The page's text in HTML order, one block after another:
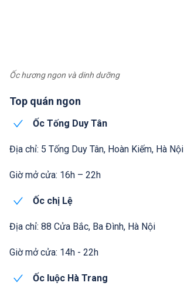
Ốc hương ngon và dinh dưỡng
Top quán ngon
Ốc Tống Duy Tân
Địa chỉ: 5 Tống Duy Tân, Hoàn Kiếm, Hà Nội
Giờ mở cửa: 16h – 22h
Ốc chị Lệ
Địa chỉ: 88 Cửa Bắc, Ba Đình, Hà Nội
Giờ mở cửa: 14h - 22h
Ốc luộc Hà Trang